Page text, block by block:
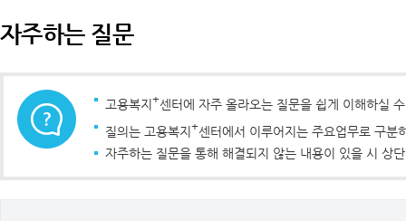
자주하는 질문
고용복지 +센터에 자주 올라오는 질문을 쉽게 이해하실
질의는 고용복지+센터에서 이루어지는 주요업무로 구
자주하는 질문을 통해 해결되지 않는 내용이 있을 시 상